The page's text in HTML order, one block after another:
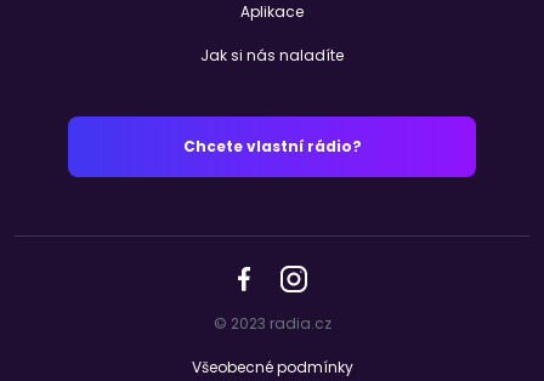
Aplikace
Jak si nás naladíte
Chcete vlastní rádio?
© 2023 radia.cz
Všeobecné podmínky